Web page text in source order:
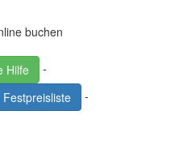
Hilfe
-
Festpreisliste
-